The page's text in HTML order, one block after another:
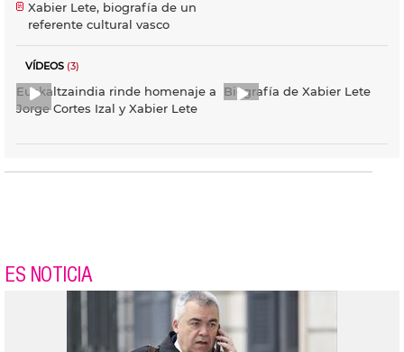
Xabier Lete, biografía de un
referente cultural vasco
VÍDEOS (3)
Euskaltzaindia rinde homenaje a
Jorge Cortes Izal y Xabier Lete
Biografía de Xabier Lete
ES NOTICIA